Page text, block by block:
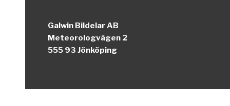
Galwin Bildelar AB
Meteorologvägen 2
555 93 Jönköping